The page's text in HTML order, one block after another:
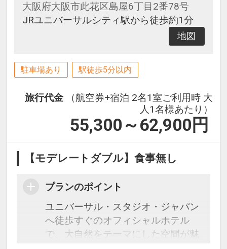
大阪府大阪市此花区島屋6丁目2番78号
JRユニバーサルシティ駅から徒歩約1分
地図
駐車場あり 駅徒歩5分以内
旅行代金
（航空券+宿泊 2名1室ご利用時 大
人1名様あたり）
55,300～62,900 円
【モデレートダブル】食事無し
プランのポイント
ユニバーサル・スタジオ・ジャパン
へ徒歩すぐのオフィシャルホテル
で、大自然をテーマにした空間が魅